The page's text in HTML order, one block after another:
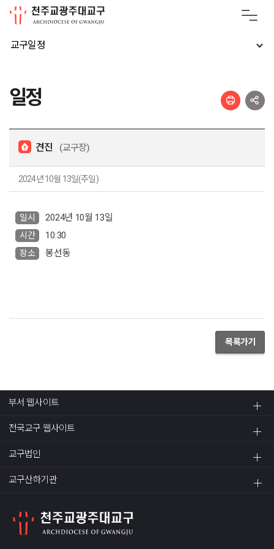
교구일정
일정
견진 (교구장)
2024년 10월 13일(주일)
일시 2024년 10월 13일
시간 10:30
장소 봉선동
목록가기
부서 웹사이트
전국교구 웹사이트
교구법인
교구산하기관